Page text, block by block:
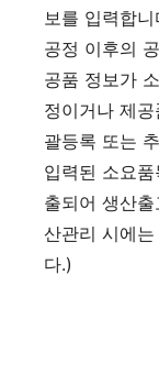
보를 입력합
공정 이후의
공품 정보가
정이거나 제
괄등록 또는
입력된 소요
출되어 생산
산관리 시에
다.)